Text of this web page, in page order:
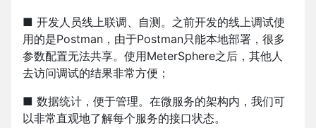
■ 开发人员线上联调、自测。之前开发的线上调试使
用的是Postman，由于Postman只能本地部署，很多
参数配置无法共享。使用MeterSphere之后，其他人
去访问调试的结果非常方便；
■ 数据统计，便于管理。在微服务的架构内，我们可
以非常直观地了解每个服务的接口状态。